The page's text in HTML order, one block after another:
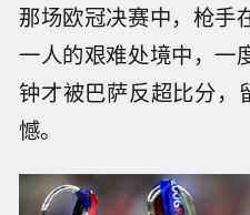
那场欧冠决赛中，枪手
一人的艰难处境中，一
钟才被巴萨反超比分，
憾。